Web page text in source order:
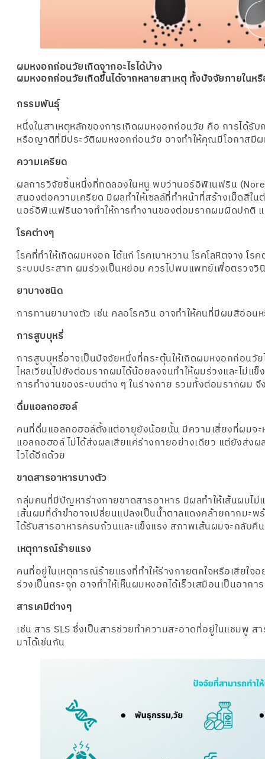
ผมหงอกก่อนวัยเกิดจากอะไรได้บ้าง
ผมหงอกก่อนวัยเกิดขึ้นได้จากหลายสาเหตุ ทั้งปัจจัยภายใน
กรรมพันธุ์
หนึ่งในสาเหตุหลักของการเกิดผมหงอกก่อนวัย คือ การได้
หรือญาติที่มีประวัติผมหงอกก่อนวัย อาจทำให้คุณมีโอกาสมี
ความเครียด
ผลการวิจัยชิ้นหนึ่งที่ทดลองในหนู พบว่านอร์อิพิเนฟริน
สนองต่อความเครียด มีผลทำให้เซลล์ที่ทำหน้าที่สร้างเม็ดสีใ
นอร์อิพิเนฟรินอาจทำให้การทำงานของต่อมรากผมผิดปกติ
โรคต่างๆ
โรคที่ทำให้เกิดผมหงอก ได้แก่ โรคเบาหวาน โรคโลหิตจาง โ
ระบบประสาท ผมร่วงเป็นหย่อม ควรไปพบแพทย์เพื่อตรวจวิ
ยาบางชนิด
การทานยาบางตัว เช่น คลอโรควิน อาจทำให้คนที่มีผมสีอ่อ
การสูบบุหรี่
การสูบบุหรี่อาจเป็นปัจจัยหนึ่งที่กระตุ้นให้เกิดผมหงอกก่อนวั
ไหลเวียนไปยังต่อมรากผมได้น้อยลงจนทำให้ผมร่วงและไม่
การทำงานของระบบต่าง ๆ ในร่างกาย รวมทั้งต่อมรากผม
ดื่มแอลกอฮอล์
คนที่ดื่มแอลกอฮอล์ตั้งแต่อายุยังน้อยนั้น มีความเสี่ยงที่ผมจ
แอลกอฮอล์ ไม่ได้ส่งผลเสียแค่ร่างกายอย่างเดียว แต่ยังส่ง
ไวได้อีกด้วย
ขาดสารอาหารบางตัว
กลุ่มคนที่มีปัญหาร่างกายขาดสารอาหาร มีผลทำให้เส้นผมไม่
เส้นผมที่ดำขำอาจเปลี่ยนแปลงเป็นน้ำตาลแดงคล้ายกากมะ
ได้รับสารอาหารครบถ้วนและแข็งแรง สภาพเส้นผมจะกลับคื
เหตุการณ์ร้ายแรง
คนที่อยู่ในเหตุการณ์ร้ายแรงที่ทำให้ร่างกายตกใจหรือเสียใจ
ร่วงเป็นกระจุก อาจทำให้เห็นผมหงอกได้เร็วเสมือนเป็นอาก
สารเคมีต่างๆ
เช่น สาร SLS ซึ่งเป็นสารช่วยทำความสะอาดที่อยู่ในแชมพู
มาได้เช่นกัน